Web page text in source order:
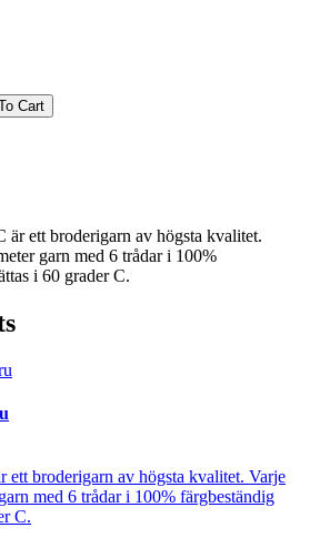
Cart
ett broderigarn av högsta kvalitet.
garn med 6 trådar i 100%
i 60 grader C.
broderigarn av högsta kvalitet. Varje
med 6 trådar i 100% färgbeständig
C.